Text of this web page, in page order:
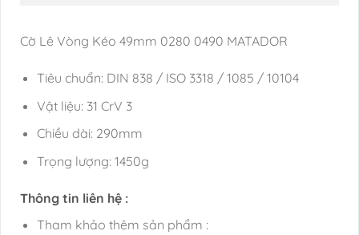
Cờ Lê Vòng Kéo 49mm 0280 0490 MATADOR
Tiêu chuẩn: DIN 838 / ISO 3318 / 1085 / 10104
Vật liệu: 31 CrV 3
Chiều dài: 290mm
Trọng lượng: 1450g
Thông tin liên hệ :
Tham khảo thêm sản phẩm :